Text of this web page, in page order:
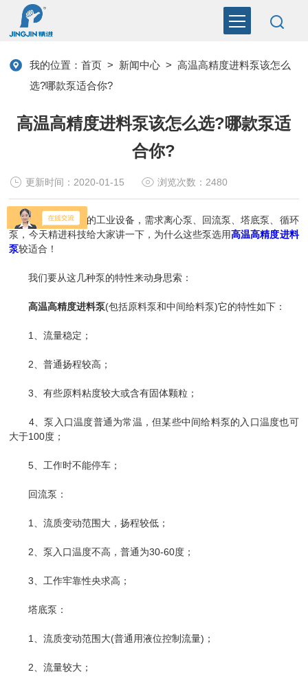
我的位置：首页 > 新闻中心 >高温高精度进料泵该怎么
选?哪款泵适合你?
高温高精度进料泵该怎么选?哪款泵适
合你?
更新时间：2020-01-15 浏览次数：2480
假定做一整套的工业设备，需求离心泵、回流泵、塔底泵、循环
泵，今天精进科技给大家讲一下，为什么这些泵选用高温高精度进料
泵较适合！
我们要从这几种泵的特性来动身思索：
高温高精度进料泵(包括原料泵和中间给料泵)它的特性如下：
1、流量稳定；
2、普通扬程较高；
3、有些原料粘度较大或含有固体颗粒；
4、泵入口温度普通为常温，但某些中间给料泵的入口温度也可
大于100度；
5、工作时不能停车；
回流泵：
1、流质变动范围大，扬程较低；
2、泵入口温度不高，普通为30-60度；
3、工作牢靠性央求高；
塔底泵：
1、流质变动范围大(普通用液位控制流量)；
2、流量较大；